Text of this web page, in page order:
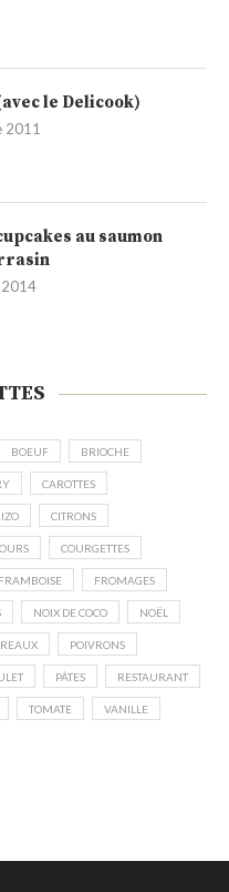
le Delicook)
2011
au saumon
BOEUF BRIOCHE
CAROTTES
CITRONS
COURGETTES
FRAMBOISE FROMAGES
NOIX DE COCO NOËL
POIVRONS
PÂTES RESTAURANT
TOMATE VANILLE